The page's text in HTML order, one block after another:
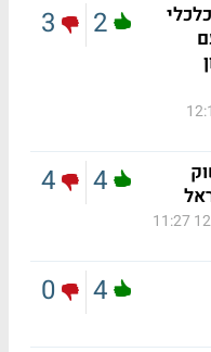
2
3
4
4
4
0